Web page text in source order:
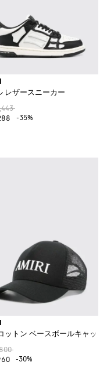
レザースニーカー
-35%
ットン ベースボールキャップ
-30%